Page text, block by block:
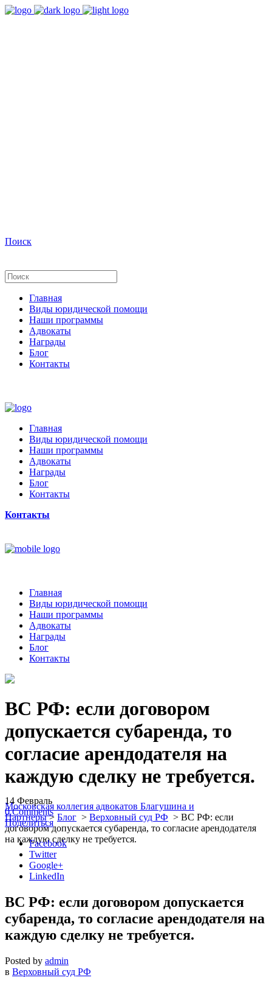
Поиск
Главная
Виды юридической помощи
Наши программы
Адвокаты
Награды
Блог
Контакты
Главная
Виды юридической помощи
Наши программы
Адвокаты
Награды
Блог
Контакты
Контакты
Главная
Виды юридической помощи
Наши программы
Адвокаты
Награды
Блог
Контакты
ВС РФ: если договором
допускается субаренда, то
согласие арендодателя на
каждую сделку не требуется.
Московская коллегия адвокатов Благушина и
Партнеры> Блог > Верховный суд РФ > ВС РФ: если
договором допускается субаренда, то согласие арендодателя
на каждую сделку не требуется.
14 Февраль
0 Comments
Поделиться
Facebook
Twitter
Google+
LinkedIn
ВС РФ: если договором допускается
субаренда, то согласие арендодателя на
каждую сделку не требуется.
Posted by admin
в Верховный суд РФ